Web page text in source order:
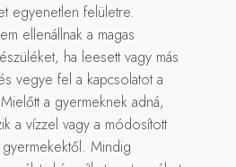
egyenetlen felületre.
ellenállnak a magas
ha leesett vagy más
vegye fel a kapcsolatot a
a gyermeknek adná,
a vízzel vagy a módosított
Mindig